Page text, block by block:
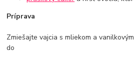
Príprava
Zmiešajte vajcia s mliekom a
do